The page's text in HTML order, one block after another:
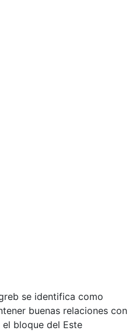
se identifica como
buenas relaciones con
bloque del Este